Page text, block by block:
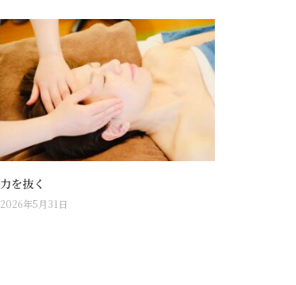
力を抜く
2026年5月31日